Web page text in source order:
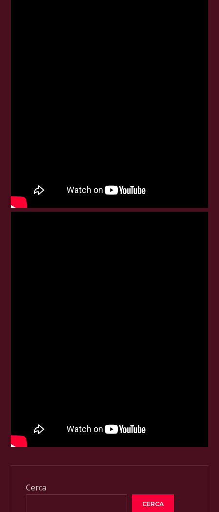
Cerca
CERCA